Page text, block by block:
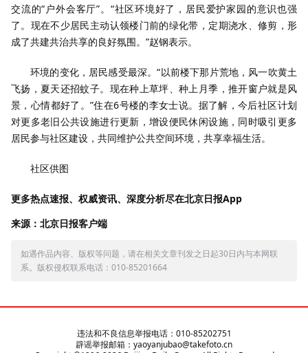
交流的“户外会客厅”。“社区环境好了，居民爱护家园的意识也强
了。现在不少居民主动认领楼门前的绿化带，定期浇水、修剪，形
成了共建共治共享的良好氛围。”赵钢表示。
环境的变化，居民感受最深。“以前楼下那片荒地，风一吹黄土
飞扬，夏天还招蚊子。现在种上草坪、种上月季，推开窗户就是风
景，心情都好了。”住在6号楼的李女士说。据了解，今后社区计划
对更多老旧公共设施进行更新，增设便民休闲设施，同时吸引更多
居民参与社区建设，共同维护公共空间环境，共享幸福生活。
社区供图
更多热点速报、权威资讯、深度分析尽在北京日报App
来源：北京日报客户端
如遇作品内容、版权等问题，请在相关文章刊发之日起30日内与本网联
系。版权侵权联系电话：010-85201664
违法和不良信息举报电话：010-85202751
辟谣举报邮箱：yaoyanjubao@takefoto.cn